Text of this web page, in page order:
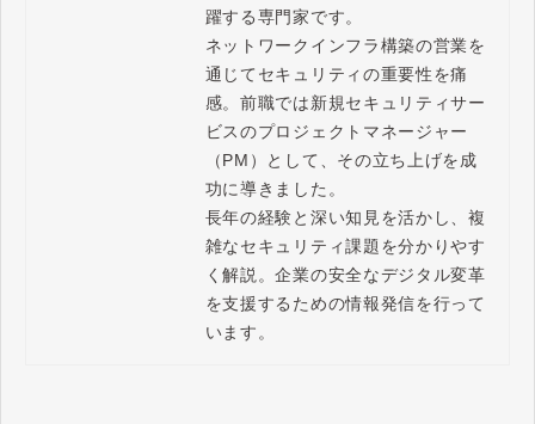
躍する専門家です。
ネットワークインフラ構築の営業を
通じてセキュリティの重要性を痛
感。前職では新規セキュリティサー
ビスのプロジェクトマネージャー
（PM）として、その立ち上げを成
功に導きました。
長年の経験と深い知見を活かし、複
雑なセキュリティ課題を分かりやす
く解説。企業の安全なデジタル変革
を支援するための情報発信を行って
います。